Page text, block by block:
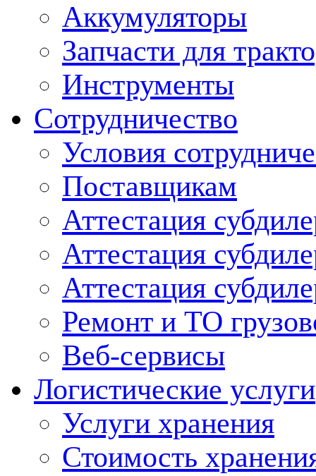
Аккумуляторы
Запчасти для
Инструменты
Сотрудничество
Условия
Поставщикам
Аттестация
Аттестация
Аттестация
Ремонт и ТО
Веб-сервисы
Логистические услуги
Услуги хранения
Стоимость